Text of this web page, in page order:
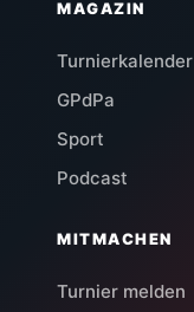
MAGAZIN
Turnierkalender
GPdPa
Sport
Podcast
MITMACHEN
Turnier melden